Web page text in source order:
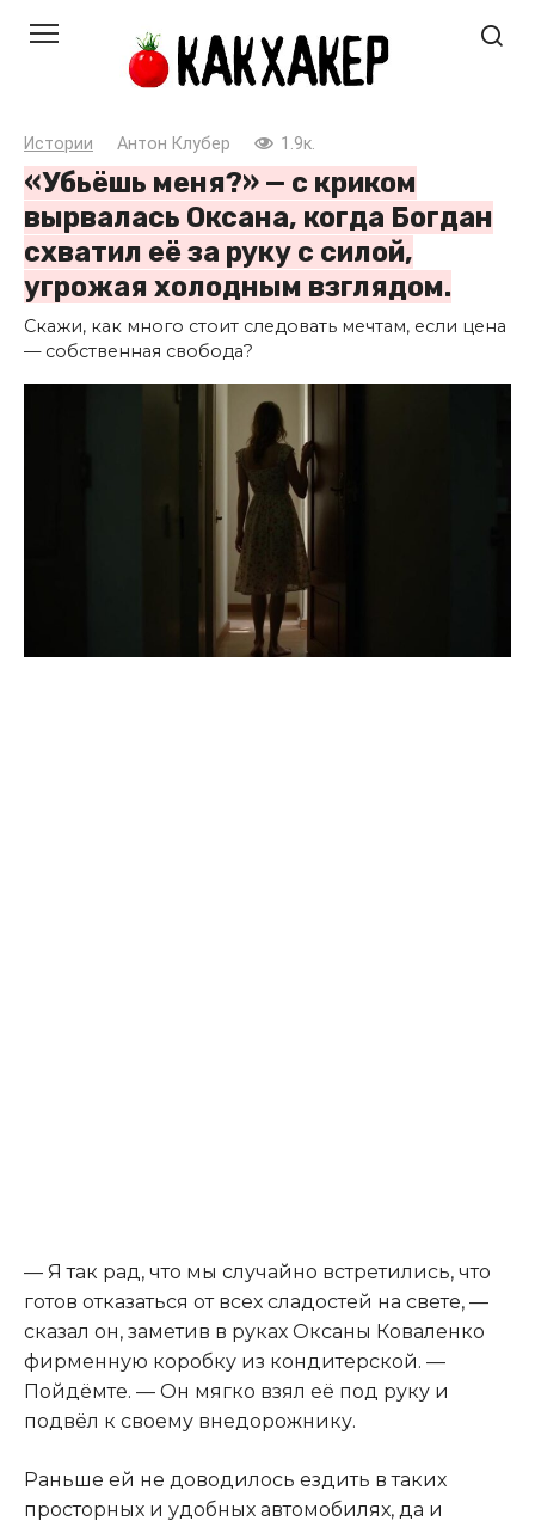
Истории Антон Клубер 1.9к.
«Убьёшь меня?» — с криком
вырвалась Оксана, когда Богдан
схватил её за руку с силой,
угрожая холодным взглядом.
Скажи, как много стоит следовать мечтам, если цена
— собственная свобода?
— Я так рад, что мы случайно встретились, что
готов отказаться от всех сладостей на свете, —
сказал он, заметив в руках Оксаны Коваленко
фирменную коробку из кондитерской. —
Пойдёмте. — Он мягко взял её под руку и
подвёл к своему внедорожнику.
Раньше ей не доводилось ездить в таких
просторных и удобных автомобилях, да и